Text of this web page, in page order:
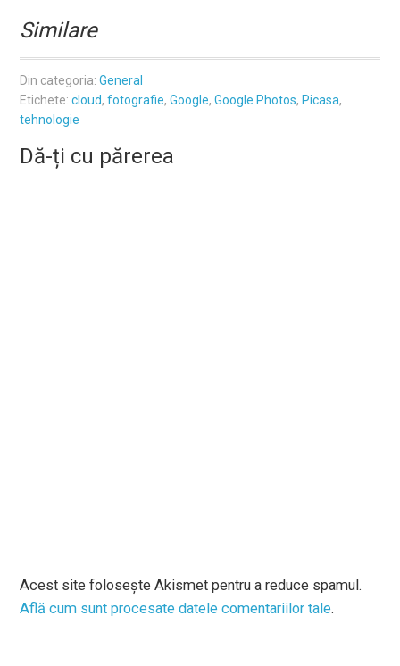
Similare
Din categoria:General
Etichete:cloud,fotografie,Google,Google Photos, Picasa,
tehnologie
Dă-ți cu părerea
Acest site folosește Akismet pentru a reduce spamul.
Află cum sunt procesate datele comentariilor tale.